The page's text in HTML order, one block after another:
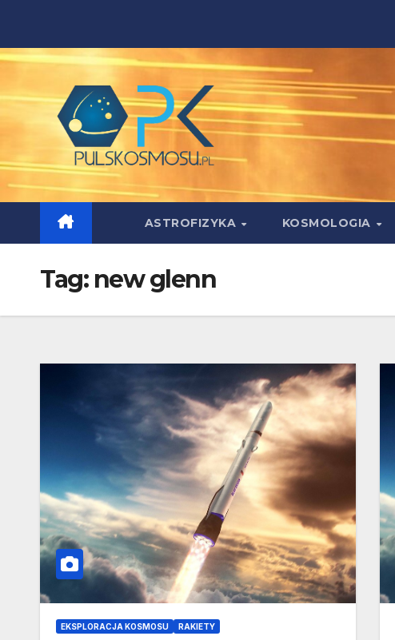
content
ASTROFIZYKA KOSMOLOGIA
Tag: new glenn
EKSPLORACJA KOSMOSU RAKIETY